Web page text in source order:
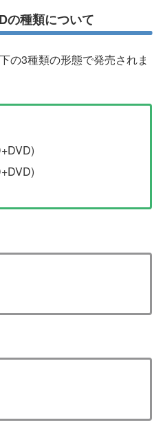
の種類について
の3種類の形態で発売されま